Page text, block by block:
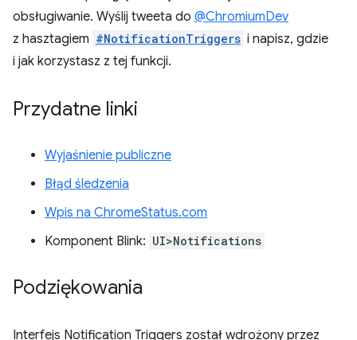
obsługiwanie. Wyślij tweeta do @ChromiumDev
z hasztagiem #NotificationTriggers i napisz, gdzie
i jak korzystasz z tej funkcji.
Przydatne linki
Wyjaśnienie publiczne
Błąd śledzenia
Wpis na ChromeStatus.com
Komponent Blink: UI>Notifications
Podziękowania
Interfejs Notification Triggers został wdrożony przez